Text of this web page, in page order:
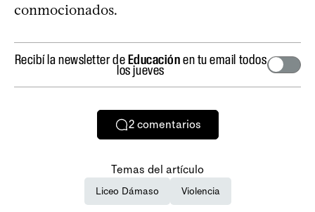
conmocionados.
Recibí la newsletter deEducaciónen tu email todos
los jueves
2 comentarios
Temas del artículo
Liceo Dámaso Violencia